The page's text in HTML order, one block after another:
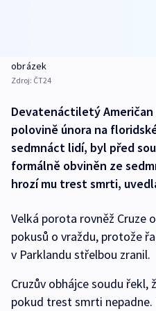
obrázek
Zdroj: ČT24
Devatenáctiletý Američan
polovině února na
sedmnáct lidí, byl před
formálně obviněn ze
hrozí mu trest smrti,
Velká porota rovněž Cruze
pokusů o vraždu, protože
v Parklandu střelbou zranil.
Cruzův obhájce soudu řekl,
pokud trest smrti